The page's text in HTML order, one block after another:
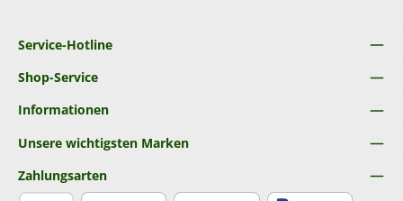
Service-Hotline
Shop-Service
Informationen
Unsere wichtigsten Marken
Zahlungsarten